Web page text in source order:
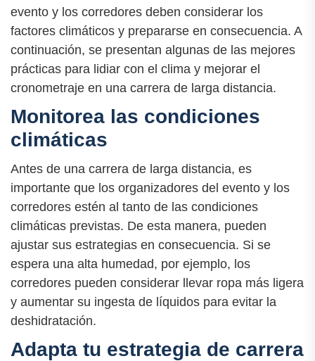
evento y los corredores deben considerar los
factores climáticos y prepararse en consecuencia. A
continuación, se presentan algunas de las mejores
prácticas para lidiar con el clima y mejorar el
cronometraje en una carrera de larga distancia.
Monitorea las condiciones
climáticas
Antes de una carrera de larga distancia, es
importante que los organizadores del evento y los
corredores estén al tanto de las condiciones
climáticas previstas. De esta manera, pueden
ajustar sus estrategias en consecuencia. Si se
espera una alta humedad, por ejemplo, los
corredores pueden considerar llevar ropa más ligera
y aumentar su ingesta de líquidos para evitar la
deshidratación.
Adapta tu estrategia de carrera